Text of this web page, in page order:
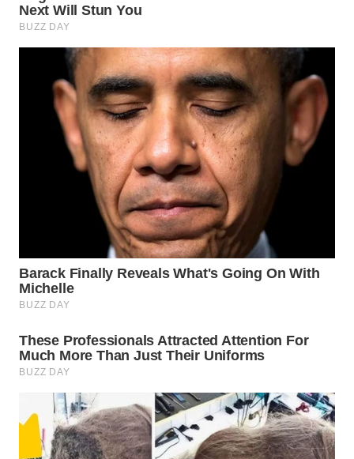
NATUNA
WN
BINTAN
WN
MANDALIKA
WN
LABUANBAJO
BORNEO
Group
WAHANA